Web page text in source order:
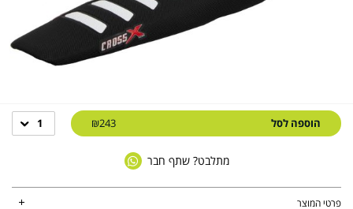
הוספה לסל ₪243
1
מתלבט? שתף חבר
פרטי המוצר